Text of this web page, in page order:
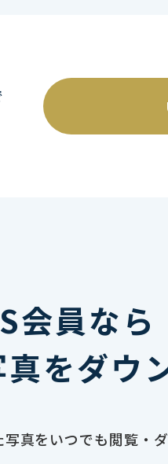
会員なら
をダウ
真をいつでも閲覧・